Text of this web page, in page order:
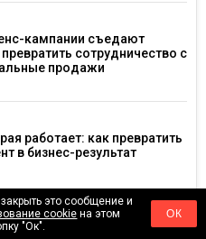
кампании съедают
сотрудничество с
продажи
работает: как превратить
в бизнес-результат
это сообщение и
cookie на этом
"Ок".
ОК